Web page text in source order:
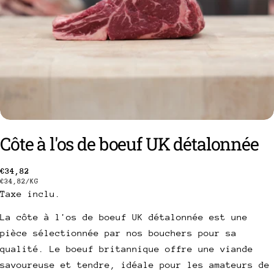
Côte à l'os de boeuf UK détalonnée
Prix
habituel
€34,82
PRIX
UNITAIRE
€34,82/PAR
KG
Taxe inclu.
La côte à l'os de boeuf UK détalonnée est une
pièce sélectionnée par nos bouchers pour sa
qualité. Le boeuf britannique offre une viande
savoureuse et tendre, idéale pour les amateurs de
Partager ce produit
Votre